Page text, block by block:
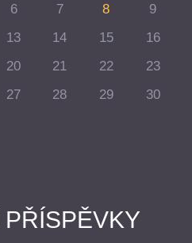
6 7 8
9
13 14 15
16
20 21 22
23
27 28 29
30